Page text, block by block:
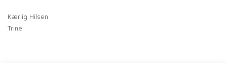
Kærlig Hilsen
Trine